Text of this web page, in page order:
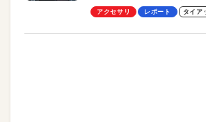
却プレート、シンプルな
アクセサリ レポート タイア